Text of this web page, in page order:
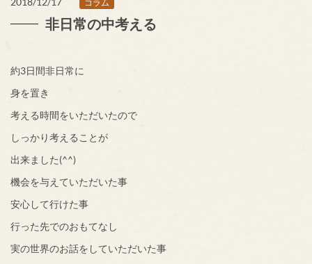
コラム
非日常の中考える
約3日間非日常に
身を置き
考える時間をいただいたので
しっかり考えることが
出来ました(^^)
機会を与えていただいた事
安心して行けた事
行った先でのおもてなし
実の世界のお話をしていただいた事